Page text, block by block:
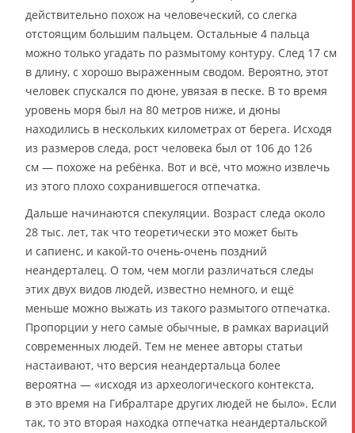
действительно похож на человеческий, со слегка
отстоящим большим пальцем. Остальные 4 пальца
можно только угадать по размытому контуру. След 17 см
в длину, с хорошо выраженным сводом. Вероятно, этот
человек спускался по дюне, увязая в песке. В то время
уровень моря был на 80 метров ниже, и дюны
находились в нескольких километрах от берега. Исходя
из размеров следа, рост человека был от 106 до 126
см — похоже на ребёнка. Вот и всё, что можно извлечь
из этого плохо сохранившегося отпечатка.
Дальше начинаются спекуляции. Возраст следа около
28 тыс. лет, так что теоретически это может быть
и сапиенс, и какой-то очень-очень поздний
неандерталец. О том, чем могли различаться следы
этих двух видов людей, известно немного, и ещё
меньше можно выжать из такого размытого отпечатка.
Пропорции у него самые обычные, в рамках вариаций
современных людей. Тем не менее авторы статьи
настаивают, что версия неандертальца более
вероятна — «исходя из археологического контекста,
в это время на Гибралтаре других людей не было». Если
так, то это вторая находка отпечатка неандертальской